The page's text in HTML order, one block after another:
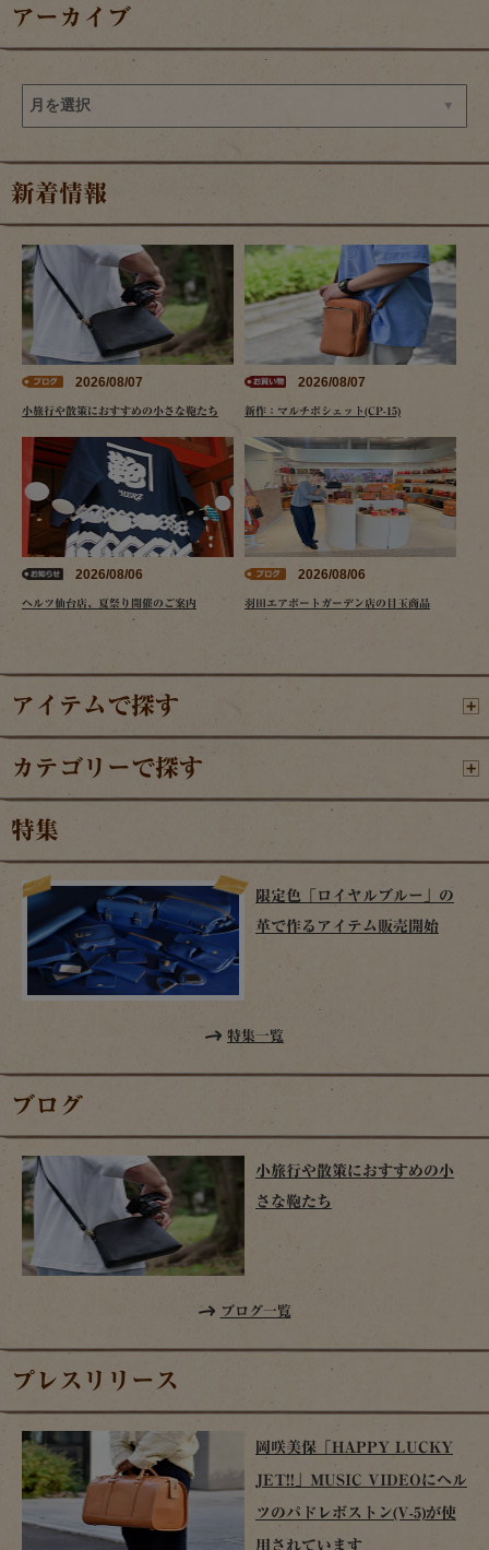
アーカイブ
新着情報
2026/08/07
小旅行や散策におすすめの小さな鞄たち
2026/08/07
新作：マルチポシェット(CP-15)
2026/08/06
ヘルツ仙台店、夏祭り開催のご案内
2026/08/06
羽田エアポートガーデン店の目玉商品
アイテムで探す
カテゴリーで探す
特集
限定色「ロイヤルブルー」の
革で作るアイテム販売開始
特集一覧
ブログ
小旅行や散策におすすめの小
さな鞄たち
ブログ一覧
プレスリリース
岡咲美保「HAPPY LUCKY
JET!!」MUSIC VIDEOにヘル
ツのパドレボストン(V-5)が使
用されています